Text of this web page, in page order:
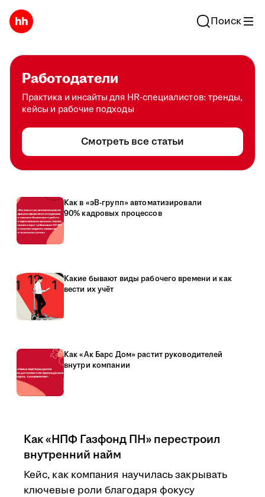
Поиск
Работодатели
Практика и инсайты для HR-специалистов: тренды,
кейсы и рабочие подходы
Смотреть все статьи
Как в «эВ-групп» автоматизировали
90% кадровых процессов
Какие бывают виды рабочего времени и как
вести их учёт
Как «Ак Барс Дом» растит руководителей
внутри компании
Как «НПФ Газфонд ПН» перестроил
внутренний найм
Кейс, как компания научилась закрывать
ключевые роли благодаря фокусу